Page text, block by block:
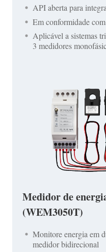
API aberta para
Em conformidade
Aplicável a sistemas
3 medidores
Medidor de
(WEM3050T)
Monitore energia em
medidor bidirecional